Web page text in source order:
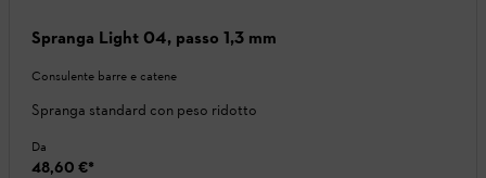
Spranga Light 04, passo 1,3 mm
Consulente barre e catene
Spranga standard con peso ridotto
Da
48,60 €*